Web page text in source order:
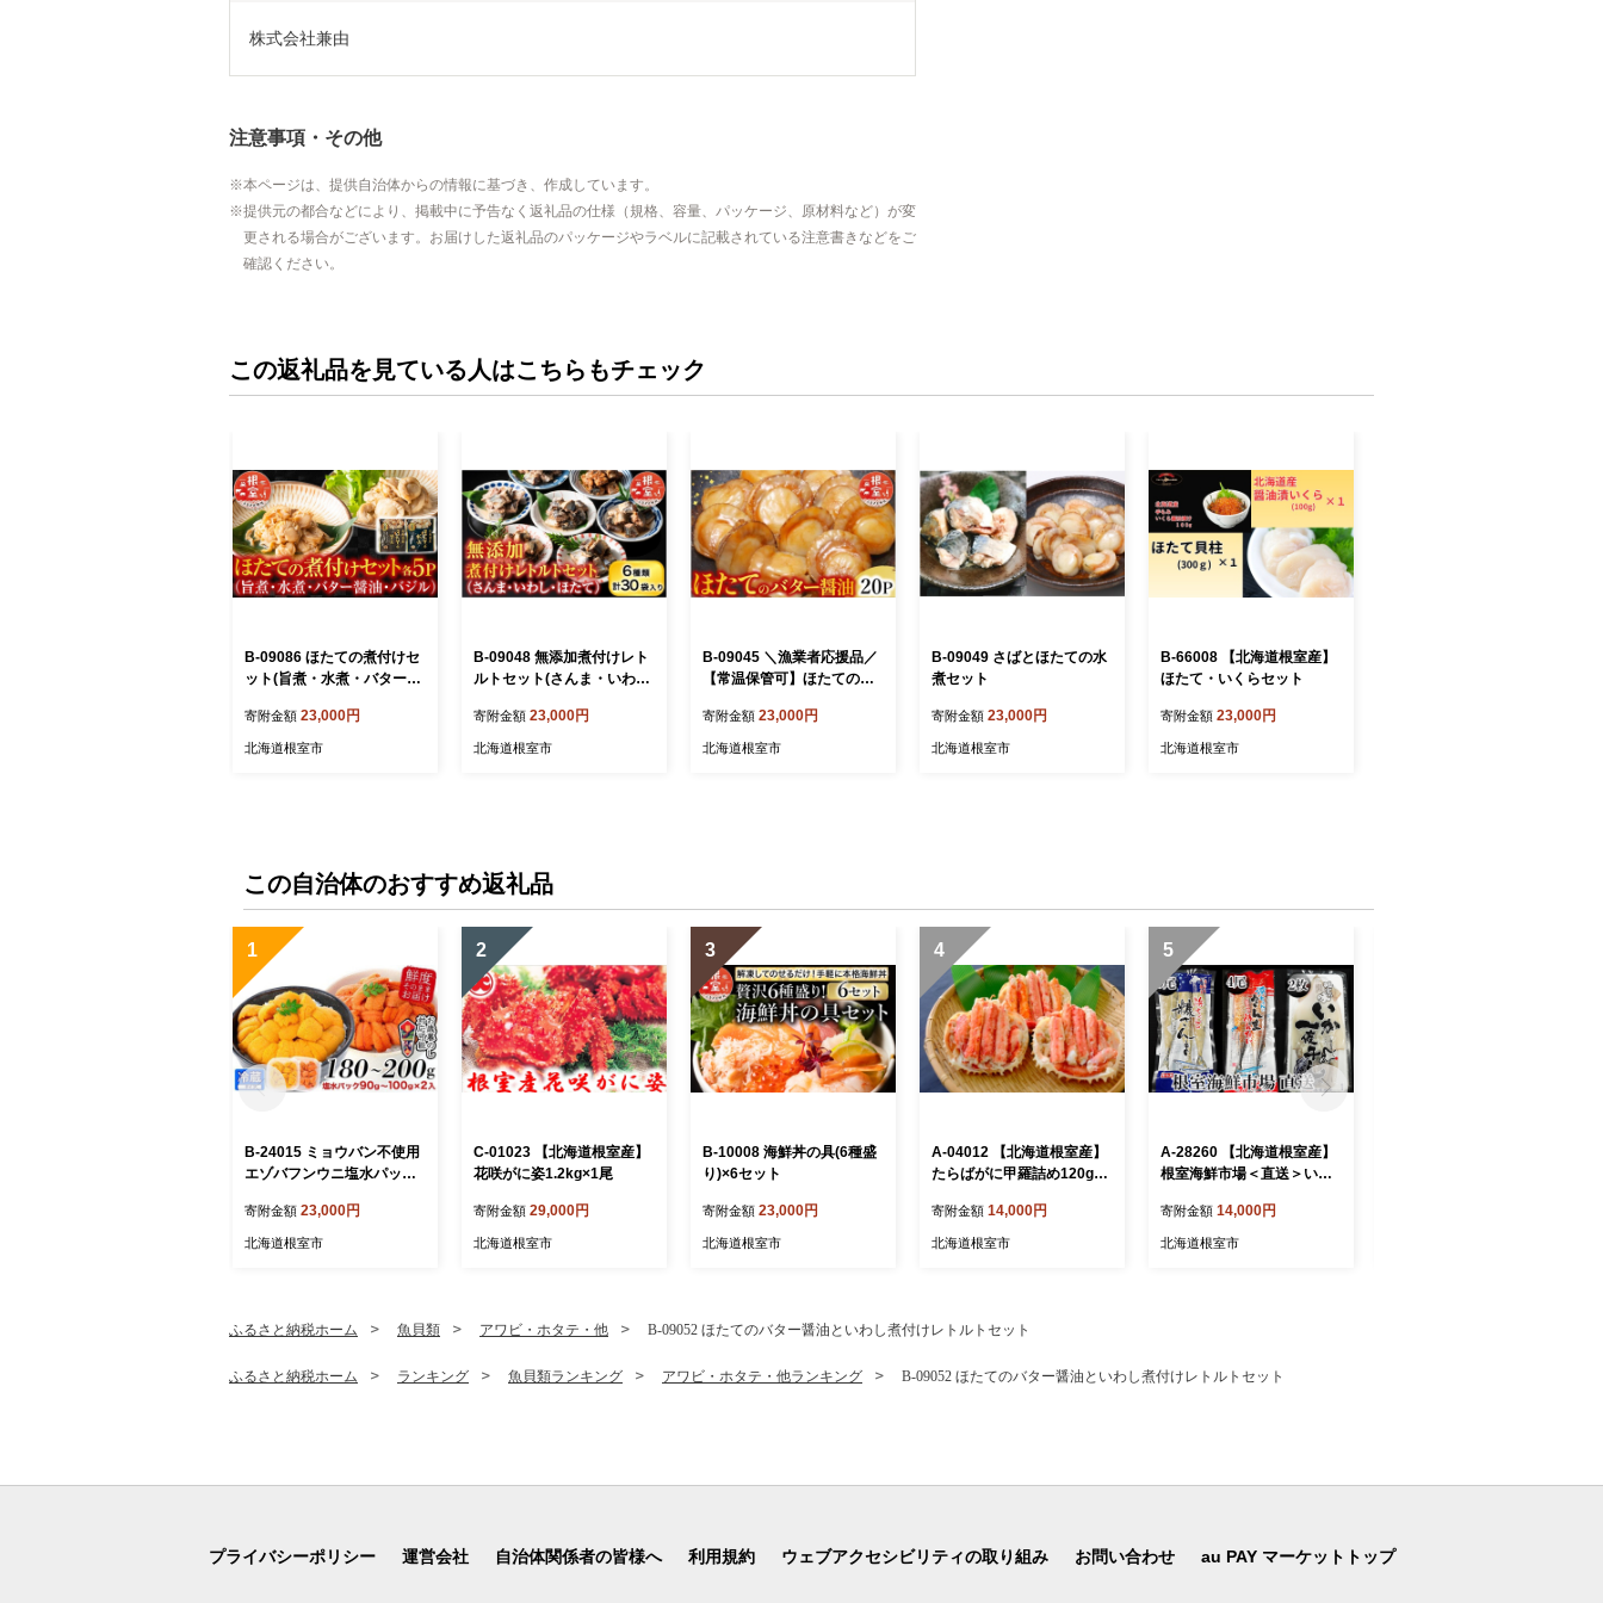
株式会社兼由
注意事項・その他
本ページは、提供自治体からの情報に基づき、作成しています。
提供元の都合などにより、掲載中に予告なく返礼品の仕様（規格、容量、パッケージ、原材料など）が変
更される場合がございます。お届けした返礼品のパッケージやラベルに記載されている注意書きなどをご
確認ください。
この返礼品を見ている人はこちらもチェック
B-09086 ほたての煮付けセ
ット(旨煮・水煮・バター醤
寄附金額 23,000円
北海道根室市
B-09048 無添加煮付けレト
ルトセット(さんま・いわ
寄附金額 23,000円
北海道根室市
B-09045 ＼漁業者応援品／
【常温保管可】ほたてのバ
寄附金額 23,000円
北海道根室市
B-09049 さばとほたての水
煮セット
寄附金額 23,000円
北海道根室市
B-66008 【北海道根室産】
ほたて・いくらセット
寄附金額 23,000円
北海道根室市
この自治体のおすすめ返礼品
1
B-24015 ミョウバン不使用
エゾバフンウニ塩水パック9
発送]
寄附金額 23,000円
北海道根室市
2
C-01023 【北海道根室産】
花咲がに姿1.2kg×1尾
寄附金額 29,000円
北海道根室市
3
B-10008 海鮮丼の具(6種盛
り)×6セット
寄附金額 23,000円
北海道根室市
4
A-04012 【北海道根室産】
たらばがに甲羅詰め120g×3
寄附金額 14,000円
北海道根室市
5
A-28260 【北海道根室産】
根室海鮮市場＜直送＞いか
尾・糠さんま9尾
寄附金額 14,000円
北海道根室市
ふるさと納税ホーム 魚貝類 アワビ・ホタテ・他 B-09052 ほたてのバター醤油といわし煮付けレトルトセット
ふるさと納税ホーム ランキング 魚貝類ランキング アワビ・ホタテ・他ランキング B-09052 ほたてのバター醤油といわし煮付けレトルトセット
プライバシーポリシー 運営会社 自治体関係者の皆様へ 利用規約 ウェブアクセシビリティの取り組み お問い合わせ au PAY マーケットトップ